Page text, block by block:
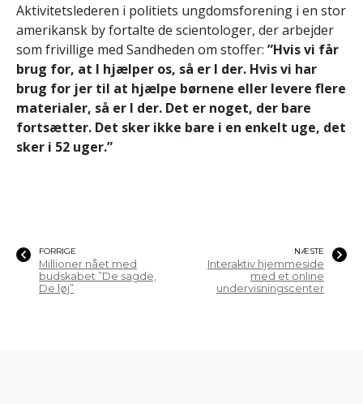
Aktivitetslederen i politiets ungdomsforening i en stor
amerikansk by fortalte de scientologer, der arbejder
som frivillige med Sandheden om stoffer: ”Hvis vi får
brug for, at I hjælper os, så er I der. Hvis vi har
brug for jer til at hjælpe børnene eller levere flere
materialer, så er I der. Det er noget, der bare
fortsætter. Det sker ikke bare i en enkelt uge, det
sker i 52 uger.”
FORRIGE
Millioner nået med
budskabet ”De sagde,
De løj”
NÆSTE
Interaktiv hjemmeside
med et online
undervisningscenter